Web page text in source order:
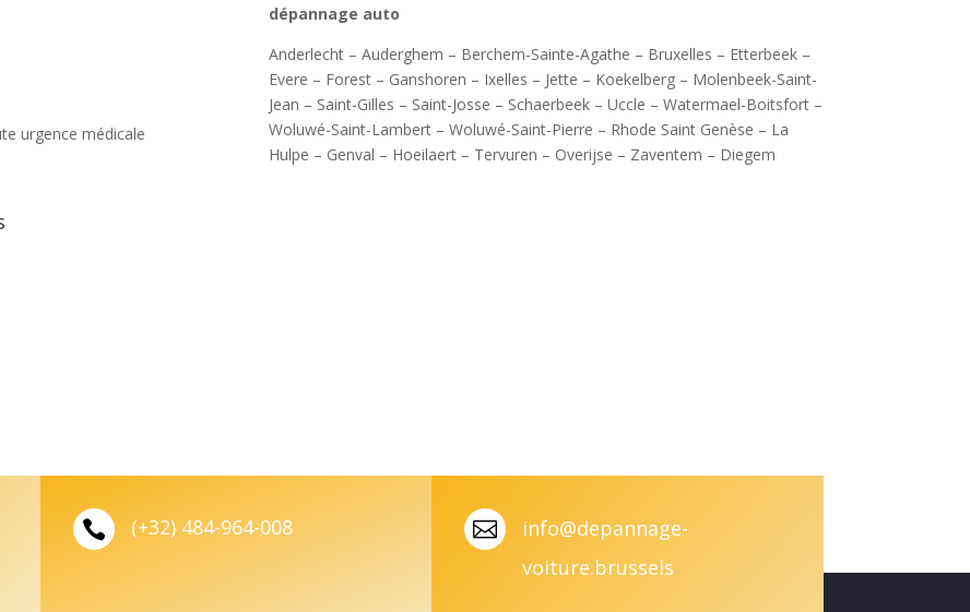
urgence médicale
dépannage auto
Anderlecht – Auderghem – Berchem-Sainte-Agathe – Bruxelles – Etterbeek –
Evere – Forest – Ganshoren – Ixelles – Jette – Koekelberg – Molenbeek-Saint-
Jean – Saint-Gilles – Saint-Josse – Schaerbeek – Uccle – Watermael-Boitsfort –
Woluwé-Saint-Lambert – Woluwé-Saint-Pierre – Rhode Saint Genèse – La
Hulpe – Genval – Hoeilaert – Tervuren – Overijse – Zaventem – Diegem
 (+32) 484-964-008 
info@depannage-
voiture.brussels